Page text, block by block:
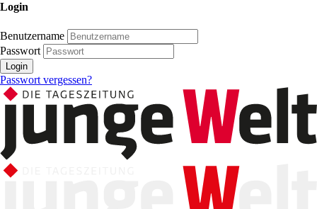
Login
Benutzername
Passwort
Login
Passwort vergessen?